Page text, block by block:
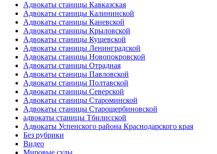
Адвокаты станицы Кавказская
Адвокаты станицы Калининской
Адвокаты станицы Каневской
Адвокаты станицы Крыловской
Адвокаты станицы Кущевской
Адвокаты станицы Ленинградской
Адвокаты станицы Новопокровской
Адвокаты станицы Отрадная
Адвокаты станицы Павловской
Адвокаты станицы Полтавской
Адвокаты станицы Северской
Адвокаты станицы Староминской
Адвокаты станицы Старощербиновской
адвокаты станицы Тбилисской
Адвокаты Успенского района Краснодарского края
Без рубрики
Видео
Мировые суды